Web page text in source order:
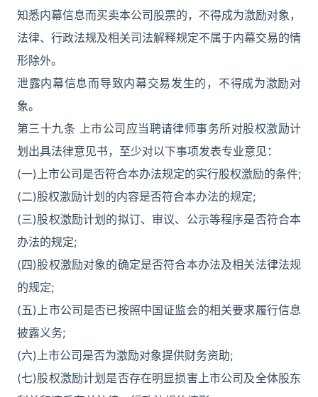
知悉内幕信息而买卖本公司股票的，不得成为激励对象，
法律、行政法规及相关司法解释规定不属于内幕交易的情
形除外。
泄露内幕信息而导致内幕交易发生的，不得成为激励对
象。
第三十九条 上市公司应当聘请律师事务所对股权激励计
划出具法律意见书，至少对以下事项发表专业意见：
(一)上市公司是否符合本办法规定的实行股权激励的条件;
(二)股权激励计划的内容是否符合本办法的规定;
(三)股权激励计划的拟订、审议、公示等程序是否符合本
办法的规定;
(四)股权激励对象的确定是否符合本办法及相关法律法规
的规定;
(五)上市公司是否已按照中国证监会的相关要求履行信息
披露义务;
(六)上市公司是否为激励对象提供财务资助;
(七)股权激励计划是否存在明显损害上市公司及全体股东